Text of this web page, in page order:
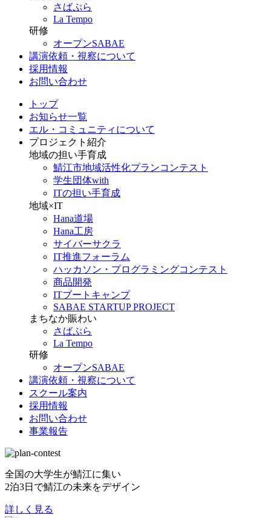
さばぷら
La Tempo
研修
オープンSABAE
講演依頼・視察について
採用情報
お問い合わせ
トップ
お知らせ一覧
エル・コミュニティについて
プロジェクト紹介
地域の担い手育成
鯖江市地域活性化プランコンテスト
学生団体with
ITの担い手育成
地域×IT
Hana道場
Hana工房
サイバーサクラ
IT推進フォーラム
ハッカソン・プログラミングコンテスト
商品開発
ITブートキャンプ
SABAE STARTUP PROJECT
まちなか賑わい
さばぷら
La Tempo
研修
オープンSABAE
講演依頼・視察について
スクール案内
採用情報
お問い合わせ
事業報告
全国の大学生が鯖江に集い
2泊3日で鯖江の未来をデザイン
詳しく見る